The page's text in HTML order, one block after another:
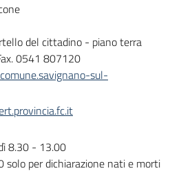
del cittadino - piano terra
0541 807120
sul-
8.30 - 13.00
solo per dichiarazione nati e morti